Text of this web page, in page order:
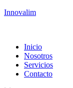
Innovalim
Inicio
Nosotros
Servicios
Contacto